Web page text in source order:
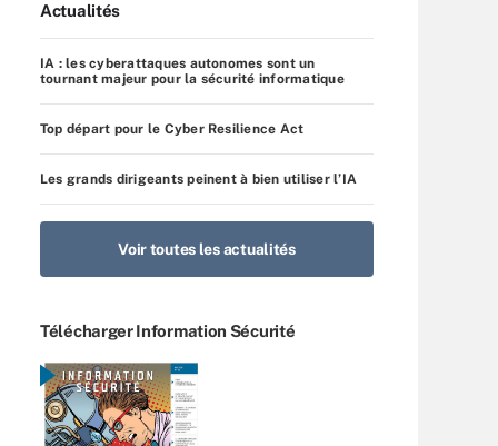
Actualités
IA : les cyberattaques autonomes sont un
tournant majeur pour la sécurité informatique
Top départ pour le Cyber Resilience Act
Les grands dirigeants peinent à bien utiliser l’IA
Voir toutes les actualités
Télécharger Information Sécurité